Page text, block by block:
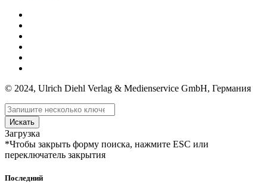
© 2024, Ulrich Diehl Verlag & Medienservice GmbH, Германия
Искать
Загрузка
*Чтобы закрыть форму поиска, нажмите ESC или
переключатель закрытия
Последний